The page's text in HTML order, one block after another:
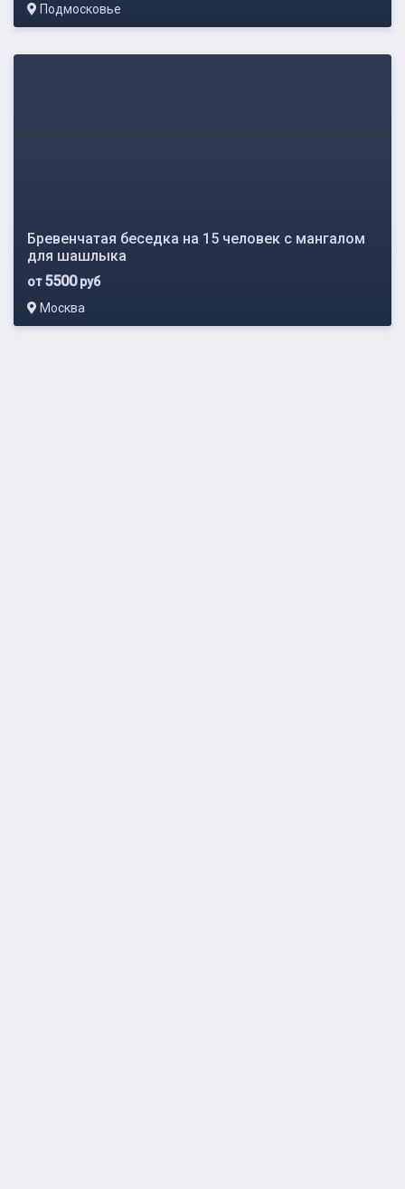
Подмосковье
Бревенчатая беседка на 15 человек с мангалом
для шашлыка
от5500руб
Москва